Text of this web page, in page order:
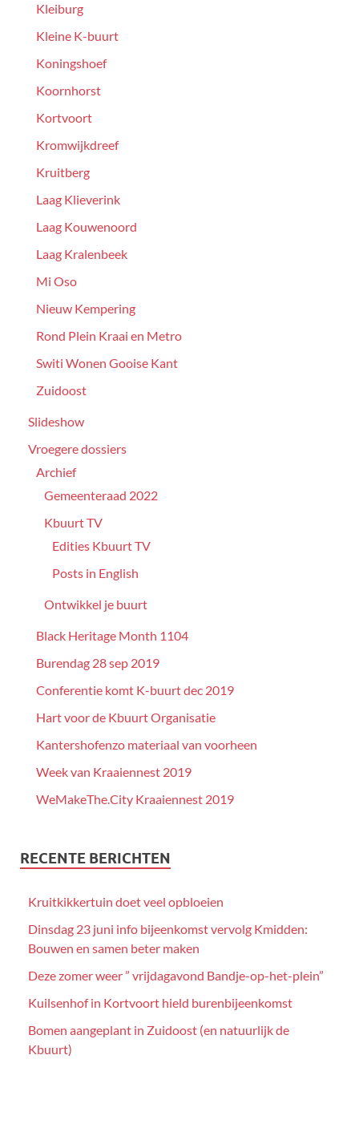
Kleiburg
Kleine K-buurt
Koningshoef
Koornhorst
Kortvoort
Kromwijkdreef
Kruitberg
Laag Klieverink
Laag Kouwenoord
Laag Kralenbeek
Mi Oso
Nieuw Kempering
Rond Plein Kraai en Metro
Switi Wonen Gooise Kant
Zuidoost
Slideshow
Vroegere dossiers
Archief
Gemeenteraad 2022
Kbuurt TV
Edities Kbuurt TV
Posts in English
Ontwikkel je buurt
Black Heritage Month 1104
Burendag 28 sep 2019
Conferentie komt K-buurt dec 2019
Hart voor de Kbuurt Organisatie
Kantershofenzo materiaal van voorheen
Week van Kraaiennest 2019
WeMakeThe.City Kraaiennest 2019
RECENTE BERICHTEN
Kruitkikkertuin doet veel opbloeien
Dinsdag 23 juni info bijeenkomst vervolg Kmidden:
Bouwen en samen beter maken
Deze zomer weer ” vrijdagavond Bandje-op-het-plein”
Kuilsenhof in Kortvoort hield burenbijeenkomst
Bomen aangeplant in Zuidoost (en natuurlijk de
Kbuurt)